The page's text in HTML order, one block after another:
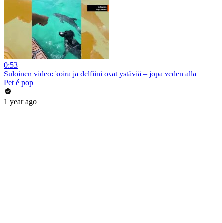
0:53
Suloinen video: koira ja delfiini ovat ystäviä – jopa veden alla
Pet é pop
1 year ago